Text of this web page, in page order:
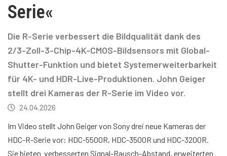
Serie«
Die R-Serie verbessert die Bildqualität dank des
2/3-Zoll-3-Chip-4K-CMOS-Bildsensors mit Global-
Shutter-Funktion und bietet Systemerweiterbarkeit
für 4K- und HDR-Live-Produktionen. John Geiger
stellt drei Kameras der R-Serie im Video vor.
24.04.2026
Im Video stellt John Geiger von Sony drei neue Kameras der
HDC-R-Serie vor: HDC-5500R, HDC-3500R und HDC-3200R.
Sie bieten verbesserten Signal-Rausch-Abstand, erweiterten